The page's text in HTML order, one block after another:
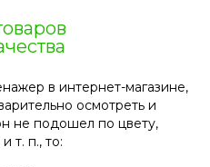
в интернет-магазине,
осмотреть и
не подошел по цвету,
т. п., то: